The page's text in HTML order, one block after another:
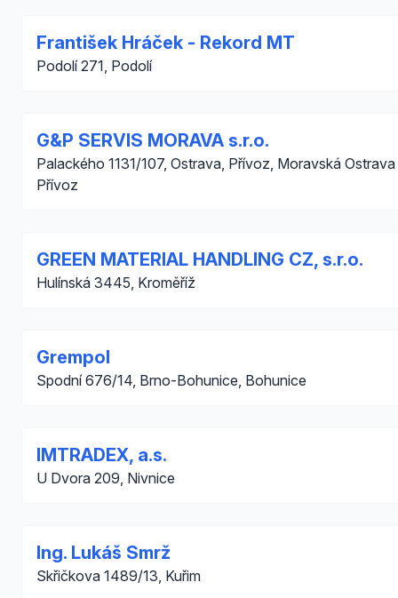
František Hráček - Rekord MT
Podolí 271, Podolí
G&P SERVIS MORAVA s.r.o.
Palackého 1131/107, Ostrava, Přívoz, Moravská Ostrava
Přívoz
GREEN MATERIAL HANDLING CZ, s.r.o.
Hulínská 3445, Kroměříž
Grempol
Spodní 676/14, Brno-Bohunice, Bohunice
IMTRADEX, a.s.
U Dvora 209, Nivnice
Ing. Lukáš Smrž
Skřičkova 1489/13, Kuřim